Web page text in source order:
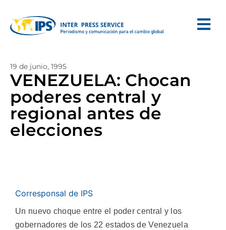
19 de junio, 1995
VENEZUELA: Chocan
poderes central y
regional antes de
elecciones
Corresponsal de IPS
Un nuevo choque entre el poder central y los
gobernadores de los 22 estados de Venezuela